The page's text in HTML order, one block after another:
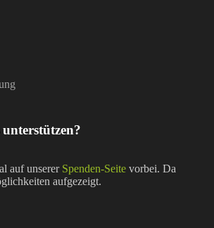
auf unserer Spenden-Seite vorbei. Da
aufgezeigt.